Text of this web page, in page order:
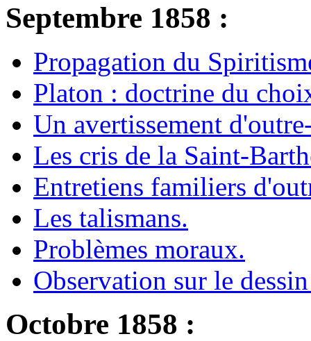
Septembre 1858 :
Propagation du
Platon : doctrine du
Un avertissement
Les cris de la Saint-
Entretiens familiers
Les talismans.
Problèmes moraux.
Observation sur le
Octobre 1858 :